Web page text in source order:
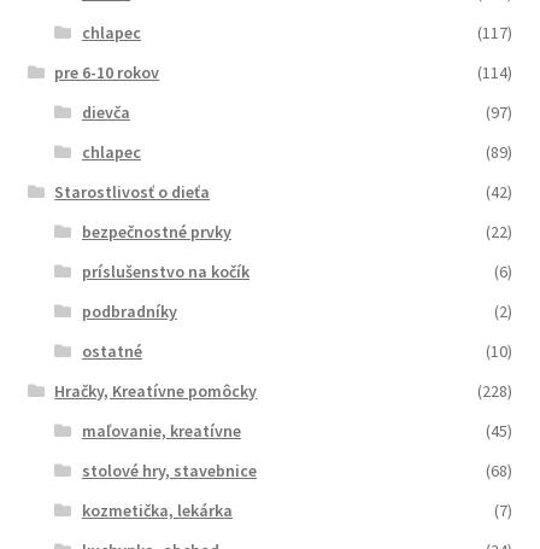
chlapec
(117)
pre 6-10 rokov
(114)
dievča
(97)
chlapec
(89)
Starostlivosť o dieťa
(42)
bezpečnostné prvky
(22)
príslušenstvo na kočík
(6)
podbradníky
(2)
ostatné
(10)
Hračky, Kreatívne pomôcky
(228)
maľovanie, kreatívne
(45)
stolové hry, stavebnice
(68)
kozmetička, lekárka
(7)